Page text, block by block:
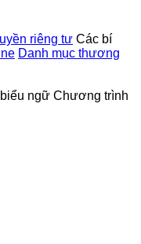
riêng tư Các bí
Danh mục thương
ngữ Chương trình